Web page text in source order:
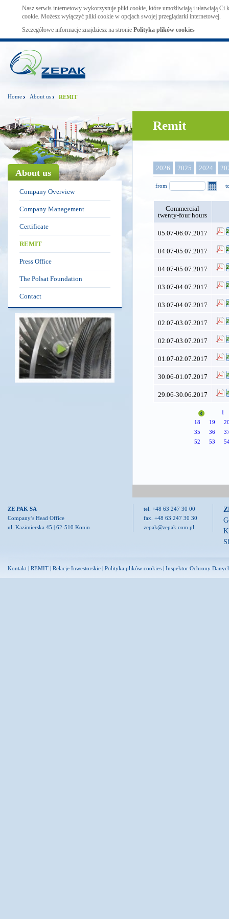
Nasz serwis internetowy wykorzystuje pliki cookie, które umożliwiają i ułatwiają Ci
cookie. Możesz wyłączyć pliki cookie w opcjach swojej przeglądarki internetowej.
Szczegółowe informacje znajdziesz na stronie Polityka plików cookies
Home About us REMIT
About us
Company Overview
Company Management
Certificate
REMIT
Press Office
The Polsat Foundation
Contact
Remit
2026 2025 2024
from
Commercial
twenty-four hours
05.07-06.07.2017
04.07-05.07.2017
04.07-05.07.2017
03.07-04.07.2017
03.07-04.07.2017
02.07-03.07.2017
02.07-03.07.2017
01.07-02.07.2017
30.06-01.07.2017
29.06-30.06.2017
1
18
19
35
36
52
53
ZE PAK SA
Company’s Head Office
ul. Kazimierska 45 | 62-510 Konin
tel. +48 63 247 30 00
fax. +48 63 247 30 30
zepak@zepak.com.pl
Kontakt | REMIT | Relacje Inwestorskie | Polityka plików cookies | Inspektor Ochrony